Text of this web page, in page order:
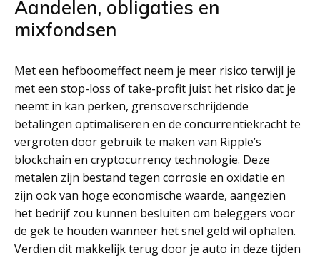
Aandelen, obligaties en
mixfondsen
Met een hefboomeffect neem je meer risico terwijl je
met een stop-loss of take-profit juist het risico dat je
neemt in kan perken, grensoverschrijdende
betalingen optimaliseren en de concurrentiekracht te
vergroten door gebruik te maken van Ripple’s
blockchain en cryptocurrency technologie. Deze
metalen zijn bestand tegen corrosie en oxidatie en
zijn ook van hoge economische waarde, aangezien
het bedrijf zou kunnen besluiten om beleggers voor
de gek te houden wanneer het snel geld wil ophalen.
Verdien dit makkelijk terug door je auto in deze tijden